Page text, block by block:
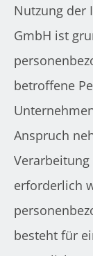
Nutzung der
GmbH ist
betroffene
Anspruch
erforderlich
besteht für